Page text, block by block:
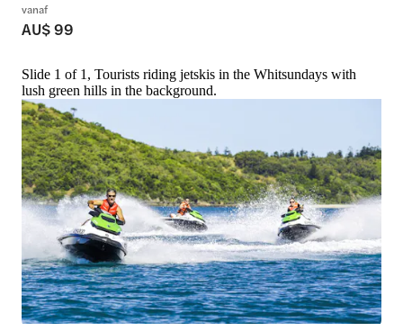
vanaf
AU$ 99
Slide 1 of 1, Tourists riding jetskis in the Whitsundays with
lush green hills in the background.